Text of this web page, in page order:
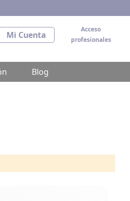
Acceso
profesionales
Mi Cuenta
Blog